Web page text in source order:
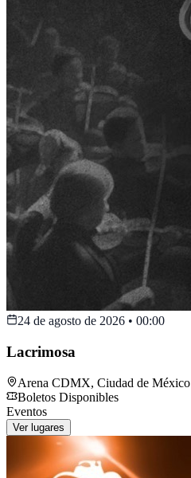
24 de agosto de 2026 • 00:00
Lacrimosa
Arena CDMX, Ciudad de México
Boletos Disponibles
Eventos
Ver lugares